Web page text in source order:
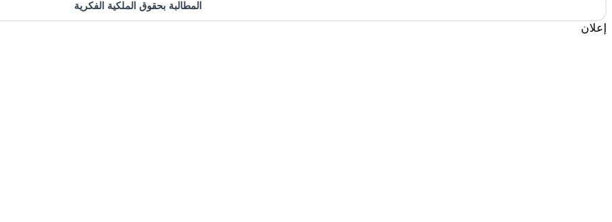
المطالبة بحقوق الملكية الفكرية
إعلان